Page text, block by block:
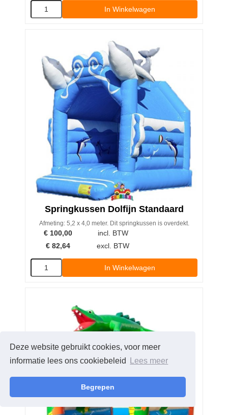
Deze website gebruikt cookies, voor meer
informatie lees ons cookiebeleid
Lees meer
Begrepen
In Winkelwagen
Springkussen Dolfijn Standaard
Afmeting: 5,2 x 4,0 meter. Dit springkussen is overdekt.
€ 100,00
incl. BTW
€ 82,64 excl. BTW
In Winkelwagen